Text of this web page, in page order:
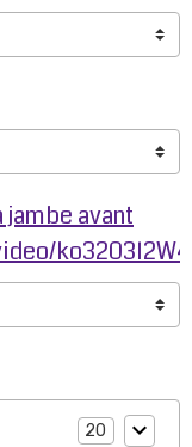
avant
20